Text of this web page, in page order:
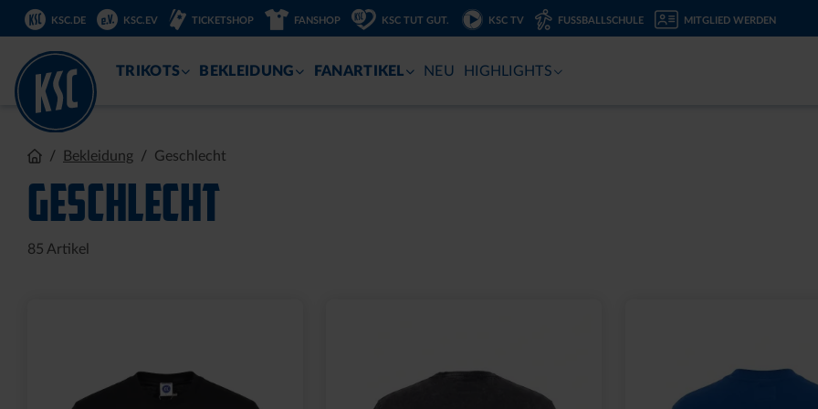
DIREKT
ZUM
KSC.DE KSC.EV TICKETSHOP FANSHOP KSC TUT GUT. KSC TV FUSSBALLSCHULE MITGLIED WERDEN
TRIKOTS BEKLEIDUNG FANARTIKEL NEU HIGHLIGHTS
Bekleidung Geschlecht
GESCHLECHT
85 Artikel